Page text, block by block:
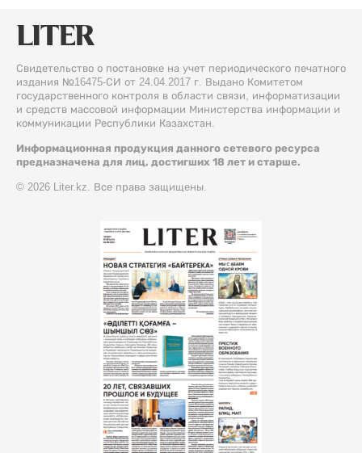
Свидетельство о постановке на учет периодического печатного
издания №16475-СИ от 24.04.2017 г. Выдано Комитетом
государственного контроля в области связи, информатизации
и средств массовой информации Министерства информации и
коммуникации Республики Казахстан.
Информационная продукция данного сетевого ресурса
предназначена для лиц, достигших 18 лет и старше.
© 2026 Liter.kz. Все права защищены.